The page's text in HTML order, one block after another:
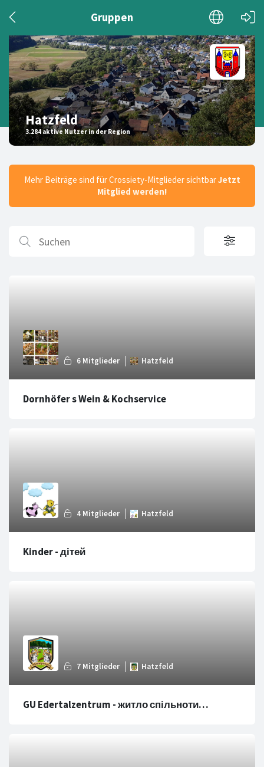
Gruppen
Hatzfeld
3.284 aktive Nutzer in der Region
Mehr Beiträge sind für Crossiety-Mitglieder sichtbarJetzt
Mitglied werden!
Dornhöfer s Wein & Kochservice
Kinder - дітей
GU Edertalzentrum - житло спільноти